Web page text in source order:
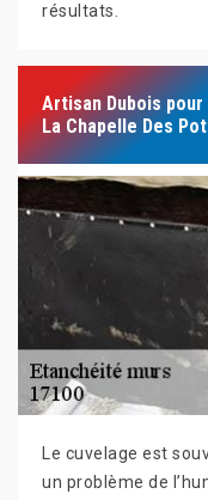
résultats.
Artisan Dubois
La Chapelle Des
Le cuvelage est
un problème de